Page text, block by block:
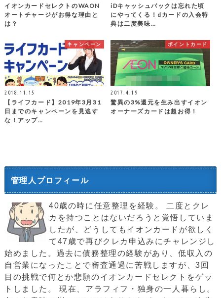
イオンカードセレクトのWAON
オートチャージがお得な理由と
は？
iDキャッシュバックは忘れた頃
にやってくる！dカードの入会特
典は二度美味…
キャンペーン
2018.11.15
【ライフカード】2019年3月31
日までのキャンペーンを見逃す
な！アップ…
ポイントカード
2017.4.19
驚異の3%還元を生み出すイオン
オーナーズカードは超お得！
管理人プロフィール
40歳の時に任意整理を経験。 二度とクレ
カを持つことはないだろうと覚悟していま
したが、どうしてもイオンカードが欲しく
て47歳で再びクレカ申込みにチャレンジし
始めました。過去に債務整理の経験があり、低収入の
自営業になったことで審査通過に苦戦しますが、3回
目の挑戦で何とか悲願のイオンカードセレクトをゲッ
トしました。 現在、アラフィフ・独身の一人暮らし。